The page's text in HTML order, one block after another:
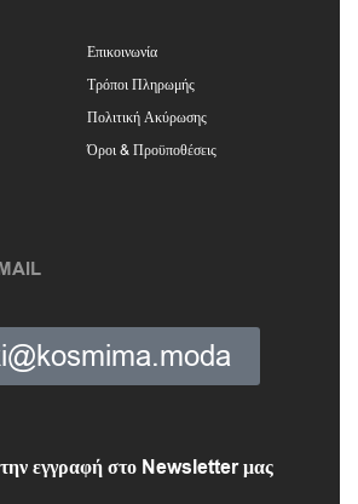
Επικοινωνία
Τρόποι Πληρωμής
Πολιτική Ακύρωσης
Όροι & Προϋποθέσεις
εγγραφή στο Newsletter μας